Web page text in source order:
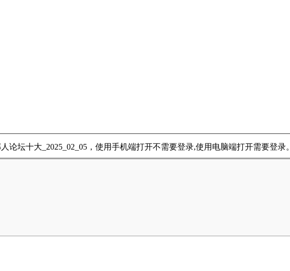
论坛十大_2025_02_05，使用手机端打开不需要登录,使用电脑端打开需要登录